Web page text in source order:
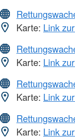
Karte: Link
Karte: Link
Karte: Link
Karte: Link